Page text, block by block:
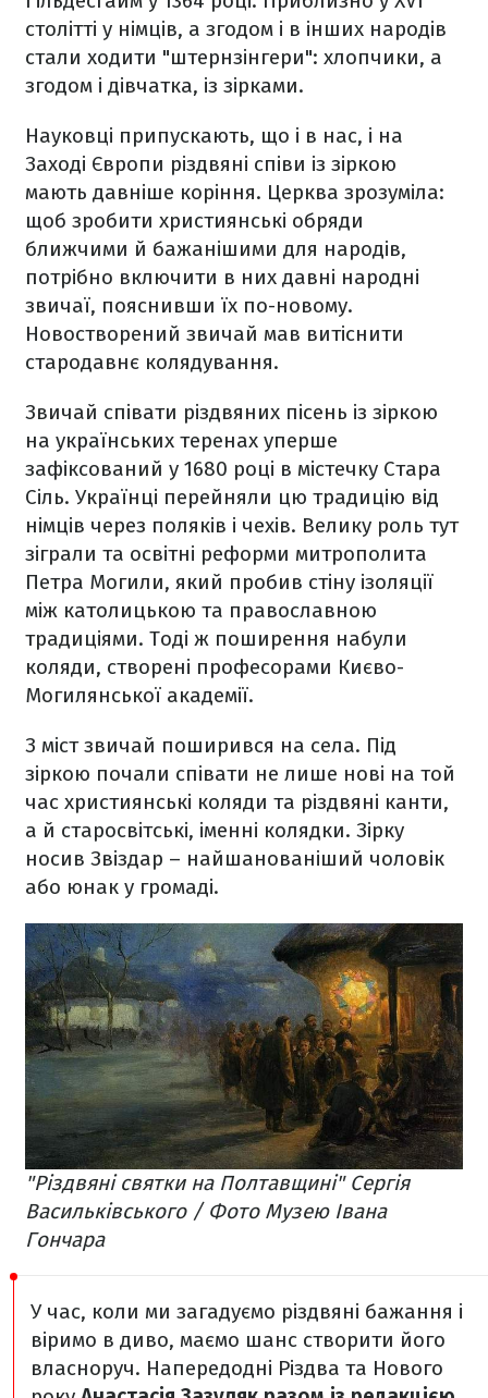
столітті у німців, а згодом і в інших народів
стали ходити "штернзінгери": хлопчики, а
згодом і дівчатка, із зірками.
Науковці припускають, що і в нас, і на
Заході Європи різдвяні співи із зіркою
мають давніше коріння. Церква зрозуміла:
щоб зробити християнські обряди
ближчими й бажанішими для народів,
потрібно включити в них давні народні
звичаї, пояснивши їх по-новому.
Новостворений звичай мав витіснити
стародавнє колядування.
Звичай співати різдвяних пісень із зіркою
на українських теренах уперше
зафіксований у 1680 році в містечку Стара
Сіль. Українці перейняли цю традицію від
німців через поляків і чехів. Велику роль тут
зіграли та освітні реформи митрополита
Петра Могили, який пробив стіну ізоляції
між католицькою та православною
традиціями. Тоді ж поширення набули
коляди, створені професорами Києво-
Могилянської академії.
З міст звичай поширився на села. Під
зіркою почали співати не лише нові на той
час християнські коляди та різдвяні канти,
а й старосвітські, іменні колядки. Зірку
носив Звіздар – найшанованіший чоловік
або юнак у громаді.
"Різдвяні святки на Полтавщині" Сергія
Васильківського / Фото Музею Івана
Гончара
У час, коли ми загадуємо різдвяні бажання і
віримо в диво, маємо шанс створити його
власноруч. Напередодні Різдва та Нового